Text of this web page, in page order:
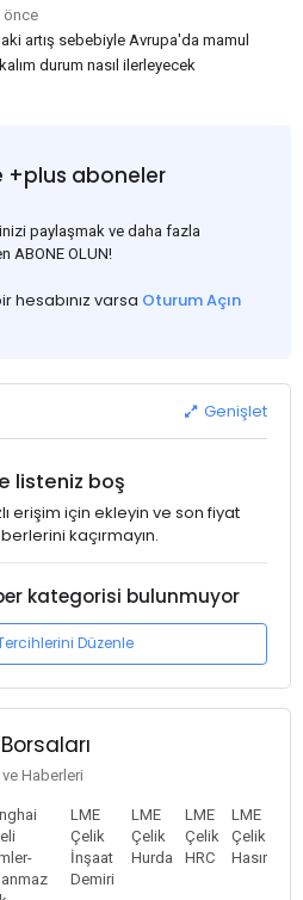
önce
artış sebebiyle Avrupa'da mamul
durum nasıl ilerleyecek
+plus aboneler
paylaşmak ve daha fazla
ABONE OLUN!
hesabınız varsa Oturum Açın
Genişlet
listeniz boş
erişim için ekleyin ve son fiyat
kaçırmayın.
kategorisi bulunmuyor
Düzenle
Haberleri
LME
Çelik
İnşaat
Demiri
LME
Çelik
Hurda
LME
Çelik
HRC
LME
Çelik
Hasır